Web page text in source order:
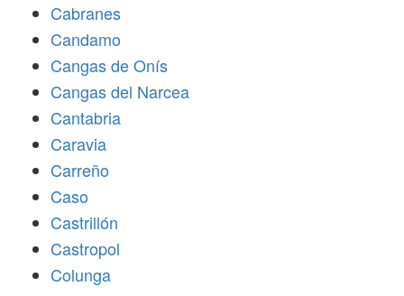
Cabranes
Candamo
Cangas de Onís
Cangas del Narcea
Cantabria
Caravia
Carreño
Caso
Castrillón
Castropol
Colunga